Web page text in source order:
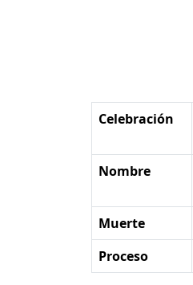
Celebración
Nombre
Muerte
Proceso